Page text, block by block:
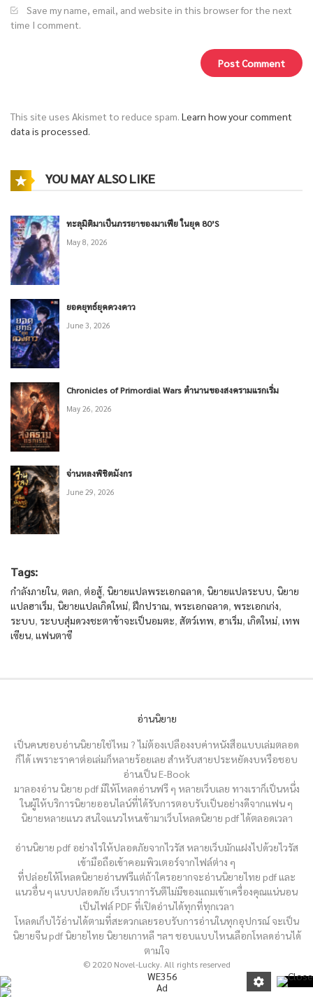
Save my name, email, and website in this browser for the next
time I comment.
This site uses Akismet to reduce spam. Learn how your comment
data is processed.
YOU MAY ALSO LIKE
ทะลุมิติมาเป็นภรรยาของมาเฟีย ในยุค 80’S
May 8, 2026
ยอดยุทธ์ยุคดวงดาว
June 3, 2026
Chronicles of Primordial Wars ตำนานของสงครามแรกเริ่ม
May 26, 2026
จ่านหลงพิชิตมังกร
June 29, 2026
Tags:
กำลังภายใน, ตลก, ต่อสู้, นิยายแปลพระเอกฉลาด, นิยายแปลระบบ, นิยาย
แปลฮาเร็ม, นิยายแปลเกิดใหม่, ฝึกปราณ, พระเอกฉลาด, พระเอกเก่ง,
ระบบ, ระบบสุ่มดวงชะตาข้าจะเป็นอมตะ, สัตว์เทพ, ฮาเร็ม, เกิดใหม่, เทพ
เซียน, แฟนตาซี
อ่านนิยาย
เป็นคนชอบอ่านนิยายใช่ไหม ? ไม่ต้องเปลืองงบค่าหนังสือแบบเล่มตลอด
ก็ได้ เพราะราคาต่อเล่มก็หลายร้อยเลย สำหรับสายประหยัดงบหรือชอบ
อ่านเป็น E-Book
มาลองอ่าน นิยาย pdf มีให้โหลดอ่านฟรี ๆ หลายเว็บเลย ทางเราก็เป็นหนึ่ง
ในผู้ให้บริการนิยายออนไลน์ที่ได้รับการตอบรับเป็นอย่างดีจากแฟน ๆ
นิยายหลายแนว สนใจแนวไหนเข้ามาเว็บโหลดนิยาย pdf ได้ตลอดเวลา
อ่านนิยาย pdf อย่างไรให้ปลอดภัยจากไวรัส หลายเว็บมักแฝงไปด้วยไวรัส
เข้ามือถือเข้าคอมพิวเตอร์จากไฟล์ต่าง ๆ
ที่ปล่อยให้โหลดนิยายอ่านฟรีแต่ถ้าใครอยากจะอ่านนิยายไทย pdf และ
แนวอื่น ๆ แบบปลอดภัย เว็บเราการันตีไม่มีของแถมเข้าเครื่องคุณแน่นอน
เป็นไฟล์ PDF ที่เปิดอ่านได้ทุกที่ทุกเวลา
โหลดเก็บไว้อ่านได้ตามที่สะดวกเลยรอบรับการอ่านในทุกอุปกรณ์ จะเป็น
นิยายจีน pdf นิยายไทย นิยายเกาหลี ฯลฯ ชอบแบบไหนเลือกโหลดอ่านได้
ตามใจ
© 2020 Novel-Lucky. All rights reserved